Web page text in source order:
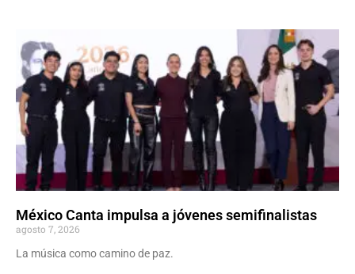
México Canta impulsa a jóvenes semifinalistas
agosto 7, 2026
La música como camino de paz.